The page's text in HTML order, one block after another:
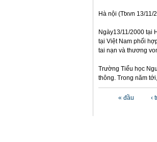
Hà nội (Ttxvn 13/11/
Ngày13/11/2000 tại
tại Việt Nam phối
tai nạn và thương
Trường Tiểu học
thông. Trong năm
« đầu ‹